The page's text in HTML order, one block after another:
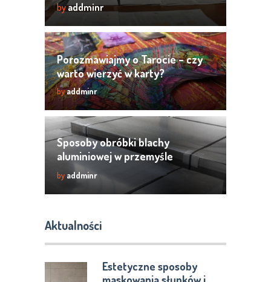
byaddminr
Porozmawiajmy o Tarocie – czy
warto wierzyć w karty?
byaddminr
Sposoby obróbki blachy
aluminiowej w przemyśle
metalurgicznym
by addminr
Aktualności
Estetyczne sposoby